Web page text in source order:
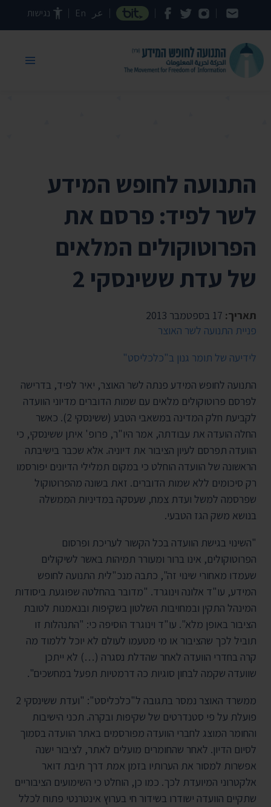
דילוג לתוכן העמוד عر En נגישות
התנועה לחופש המידע
לשר לפיד: פרסם את
הפרוטוקולים המלאים
של עדת ששינסקי 2
תאריך:
פניית התנועה לשר האוצר
לידיעה של תומר גנון ב"כלכליסט"
התנועה לחופש המידע פנתה לשר האוצר, יאיר לפיד, בדרישה
לפרסם פרוטוקולים מלאים עם שמות הדוברים מדיוני הוועדה
לקביעת חלק המדינה במשאבי הטבע (ששינסקי 2). כאשר
החלה הועדה את עבודתה, אמר היו"ר, פרופ' איתן ששינסקי, כי
הוועדה תפרסם לעיון הציבור את דיוניה. אלא שכבר בישיבתה
הראשונה של הוועדה הוחלט כי במקום תמלילי הדיונים יפורסמו
רק סיכומים ללא שמות הדוברים. זאת בשונה מהפרוטוקול
שפרסמה למשל ועדת צמח, שעסקה במדיניות הממשלה
בנושא משק הגז הטבעי.
"השינוי בגישת הוועדה בכל הקשור לעריכת ופרסום
הפרוטוקולים, אינו ברור ומעורר תמיהות באשר לשיקולים
שעמדו מאחורי שינוי זה", כתבה מנכ"לית התנועה לחופש
המידע, עו"ד אלונה וינוגרד. "מדובר בהחלטה שפוגעת ביסודות
המינהל התקין ובמחויבות השלטון בשקיפות ובנאמנות לטובת
הציבור באופן מלא". עו"ד וינוגרד הוסיפה כי: "התנהלות זו
תוביל לכך שהציבור או מי מטעמו לעולם לא יוכל ללמוד מה
קרה בחדרי הוועדה לאחר שהדלת נסגרה (…) לא ייתכן
שוועדה שקמה לבחון סוגיות כה דרמטיות תפעל במחשכים".
ממשרד האוצר נמסר בתגובה ל"כלכליסט": "ועדת ששינסקי 2
פועלת על פי סטנדרטים של שקיפות ובקרה. תכני הישיבות
והחומר המוצג לחברי הוועדה מפורסמים באתר הוועדה בסמוך
לסיום הדיון. לאחר שהחומרים מועלים לאתר, לציבור ישנה
אפשרות למסור את הערותיו בזמן אמת דרך תיבת דואר
אלקטרוני המיועדת לכך. כמו כן, הוחלט כי השימועים הציבוריים
שתקיים הוועדה ישודרו בשידור חי בערוץ אינטרנטי פתוח לכלל